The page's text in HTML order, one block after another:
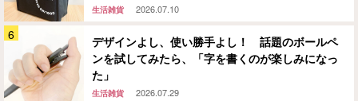
生活雑貨 2026.07.10
デザインよし、使い勝手よし！ 話題のボールペ
ンを試してみたら、「字を書くのが楽しみになっ
た」
生活雑貨 2026.07.29